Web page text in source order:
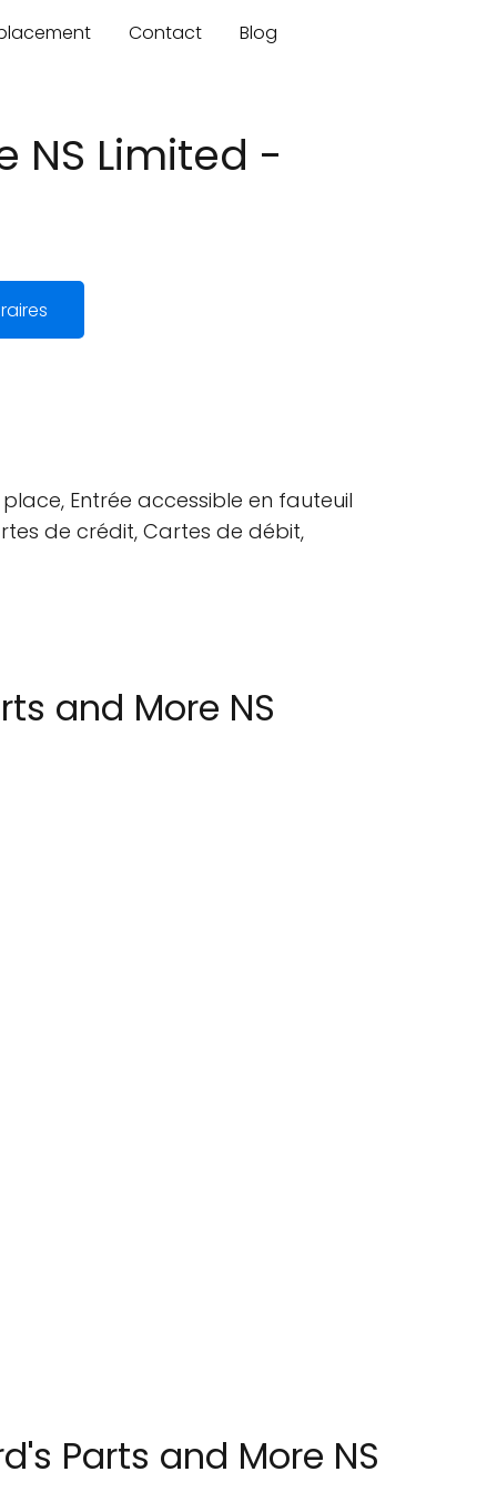
Contact Blog
NS Limited -
Entrée accessible en fauteuil
de crédit, Cartes de débit,
and More NS
Parts and More NS